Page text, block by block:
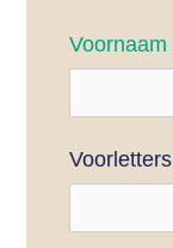
Voornaam
Voorletters